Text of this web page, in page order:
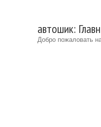
автошик:
Добро пожаловать